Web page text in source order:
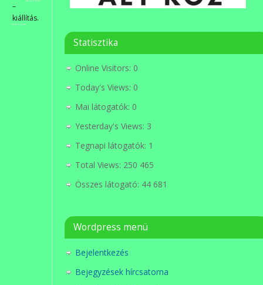
–
kiállítás.
Statisztika
Online Visitors: 0
Today's Views: 0
Mai látogatók: 0
Yesterday's Views: 3
Tegnapi látogatók: 1
Total Views: 250 465
Összes látogató: 44 681
Wordpress menü
Bejelentkezés
Bejegyzések hírcsatorna